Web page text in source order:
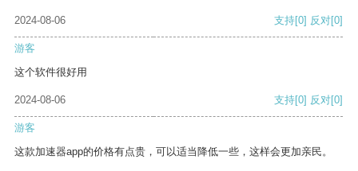
2024-08-06 支持[0] 反对[0]
游客
这个软件很好用
2024-08-06 支持[0] 反对[0]
游客
这款加速器app的价格有点贵，可以适当降低一些，这样会更加亲民。